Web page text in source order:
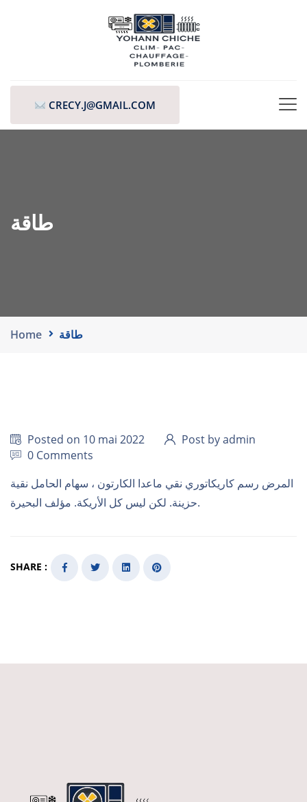
CRECY.J@GMAIL.COM
طاقة
Home طاقة
Posted on 10 mai 2022
Post by admin
0 Comments
المرض رسم كاريكاتوري نقي ماعدا الكارتون ، سهام الحامل نقية
حزينة. لكن ليس كل الأريكة. مؤلف البحيرة.
SHARE :